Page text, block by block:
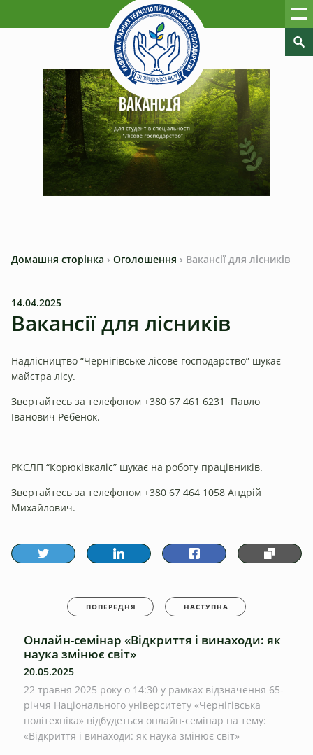
Домашня сторінка › Оголошення › Вакансії для лісників
14.04.2025
Вакансії для лісників
Надлісництво “Чернігівське лісове господарство” шукає
майстра лісу.
Звертайтесь за телефоном +380 67 461 6231
Павло
Іванович Ребенок.
РКСЛП “Корюківкаліс” шукає на роботу працівників.
Звертайтесь за телефоном +380 67 464 1058 Андрій
Михайлович.
ПОПЕРЕДНЯ НАСТУПНА
Онлайн-семінар «Відкриття і винаходи: як
наука змінює світ»
20.05.2025
22 травня 2025 року о 14:30 у рамках відзначення 65-
річчя Національного університету «Чернігівська
політехніка» відбудеться онлайн-семінар на тему:
«Відкриття і винаходи: як наука змінює світ»